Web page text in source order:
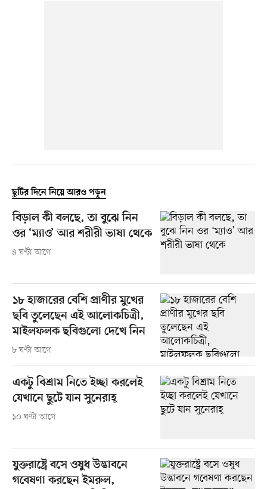
ছুটির দিনে নিয়ে আরও পড়ুন
বিড়াল কী বলছে, তা বুঝে নিন
ওর ‘ম্যাও’ আর শরীরী ভাষা থেকে
৪ ঘণ্টা আগে
১৮ হাজারের বেশি প্রাণীর মুখের
ছবি তুলেছেন এই আলোকচিত্রী,
মাইলফলক ছবিগুলো দেখে নিন
৮ ঘণ্টা আগে
একটু বিশ্রাম নিতে ইচ্ছা করলেই
যেখানে ছুটে যান সুনেরাহ্
১০ ঘণ্টা আগে
যুক্তরাষ্ট্রে বসে ওষুধ উদ্ভাবনে
গবেষণা করছেন ইমরুল,